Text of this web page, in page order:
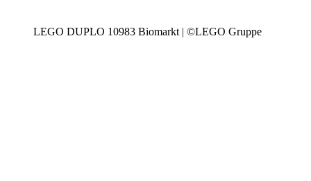
LEGO DUPLO 10983 Biomarkt | ©LEGO Gruppe